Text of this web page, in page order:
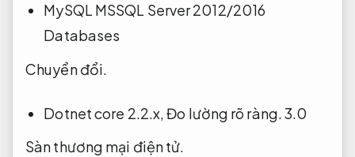
MySQL MSSQL Server 2012/2016
Databases
Chuyển đổi.
Dotnet core 2.2.x,Đo lường rõ ràng.3.0
Sàn thương mại điện tử.